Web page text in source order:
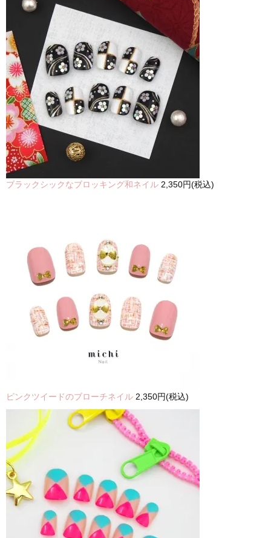
ブラックシックなブロッキング和ネイル 2,350円(税込)
ピンクツイードのブローチネイル 2,350円(税込)